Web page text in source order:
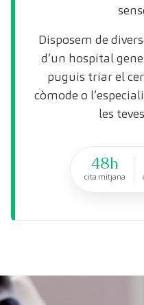
Disposem de
d’un hospital
puguis triar el
còmode o
les
48h
cita mitjana